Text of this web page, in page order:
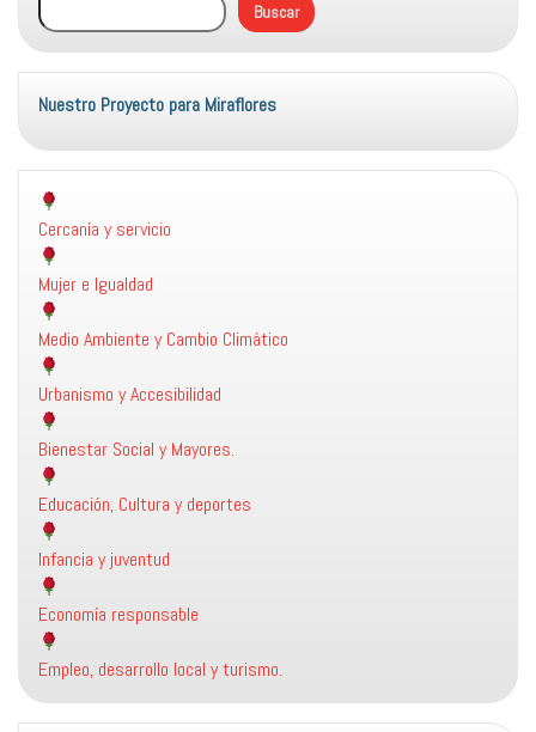
Juez
de
Paz
Buscar
Nuestro Proyecto para Miraflores
Cercanía y servicio
Mujer e Igualdad
Medio Ambiente y Cambio Climático
Urbanismo y Accesibilidad
Bienestar Social y Mayores.
Educación, Cultura y deportes
Infancia y juventud
Economía responsable
Empleo, desarrollo local y turismo.